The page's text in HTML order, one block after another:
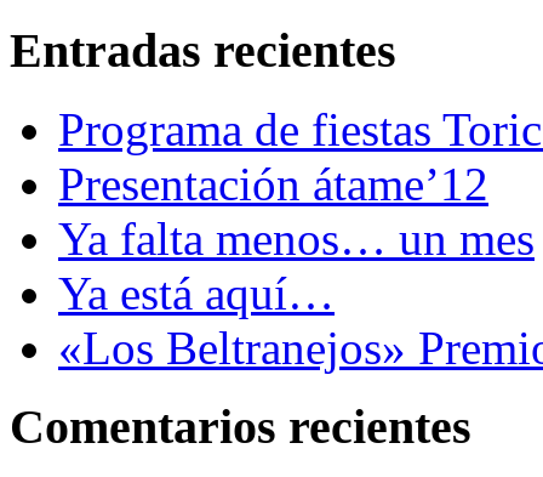
Entradas recientes
Programa de fiestas
Presentación átame’12
Ya falta menos… un mes
Ya está aquí…
«Los Beltranejos»
Comentarios recientes